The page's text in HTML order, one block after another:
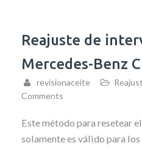
Reajuste de
Mercedes-Benz
revisionaceite
Comments
Este método para resetear
solamente es válido para